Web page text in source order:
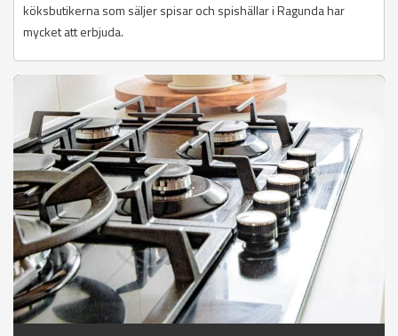
köksbutikerna som säljer spisar och spishällar i Ragunda har
mycket att erbjuda.